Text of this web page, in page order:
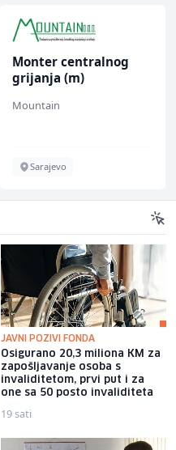
Monter centralnog
grijanja (m)
Mountain
Sarajevo
JAVNI POZIVI FONDA
Osigurano 20,3 miliona KM za
zapošljavanje osoba s
invaliditetom, prvi put i za
one sa 50 posto invaliditeta
19 sati